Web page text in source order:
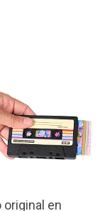
original en